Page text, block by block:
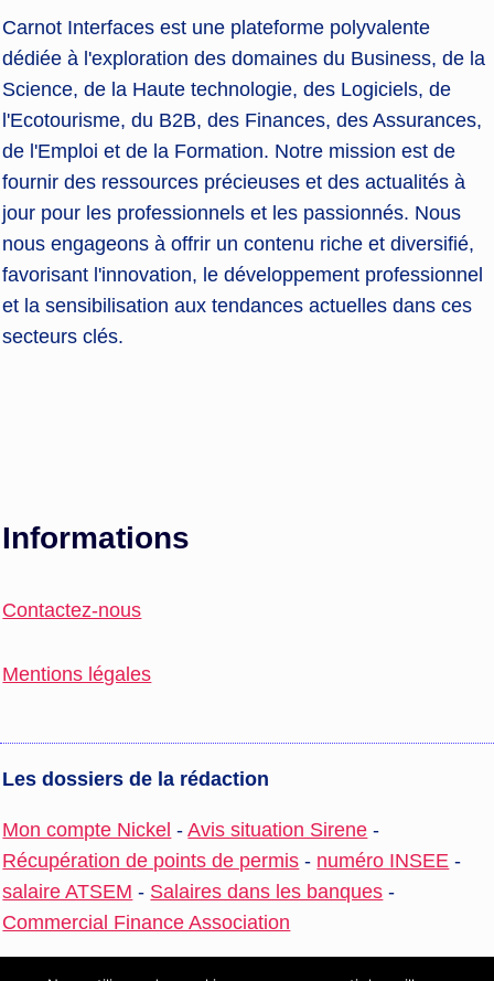
Carnot Interfaces est une plateforme polyvalente
dédiée à l'exploration des domaines du Business, de la
Science, de la Haute technologie, des Logiciels, de
l'Ecotourisme, du B2B, des Finances, des Assurances,
de l'Emploi et de la Formation. Notre mission est de
fournir des ressources précieuses et des actualités à
jour pour les professionnels et les passionnés. Nous
nous engageons à offrir un contenu riche et diversifié,
favorisant l'innovation, le développement professionnel
et la sensibilisation aux tendances actuelles dans ces
secteurs clés.
Informations
Contactez-nous
Mentions légales
Les dossiers de la rédaction
Mon compte Nickel -Avis situation Sirene -
Récupération de points de permis - numéro INSEE -
salaire ATSEM - Salaires dans les banques -
Commercial Finance Association